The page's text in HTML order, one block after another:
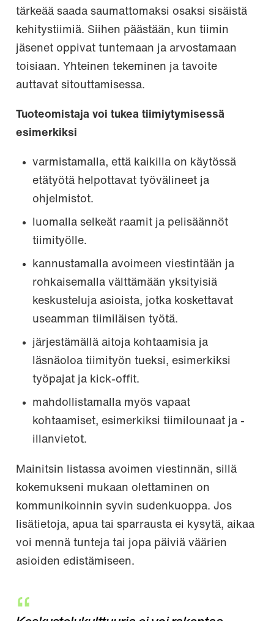
tärkeää saada saumattomaksi osaksi sisäistä
kehitystiimiä. Siihen päästään, kun tiimin
jäsenet oppivat tuntemaan ja arvostamaan
toisiaan. Yhteinen tekeminen ja tavoite
auttavat sitouttamisessa.
Tuoteomistaja voi tukea tiimiytymisessä
esimerkiksi
varmistamalla, että kaikilla on käytössä
etätyötä helpottavat työvälineet ja
ohjelmistot.
luomalla selkeät raamit ja pelisäännöt
tiimityölle.
kannustamalla avoimeen viestintään ja
rohkaisemalla välttämään yksityisiä
keskusteluja asioista, jotka koskettavat
useamman tiimiläisen työtä.
järjestämällä aitoja kohtaamisia ja
läsnäoloa tiimityön tueksi, esimerkiksi
työpajat ja kick-offit.
mahdollistamalla myös vapaat
kohtaamiset, esimerkiksi tiimilounaat ja -
illanvietot.
Mainitsin listassa avoimen viestinnän, sillä
kokemukseni mukaan olettaminen on
kommunikoinnin syvin sudenkuoppa. Jos
lisätietoja, apua tai sparrausta ei kysytä, aikaa
voi mennä tunteja tai jopa päiviä väärien
asioiden edistämiseen.